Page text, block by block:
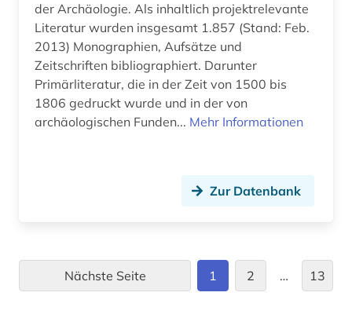
mittelalter (6)
mittelalterstudien (1)
mittlerer osten (2)
moderne sprachen (2)
muschelhaufen (1)
der Archäologie. Als inhaltlich projektrelevante
Literatur wurden insgesamt 1.857 (Stand: Feb.
2013) Monographien, Aufsätze und
Zeitschriften bibliographiert. Darunter
Primärliteratur, die in der Zeit von 1500 bis
1806 gedruckt wurde und in der von
archäologischen Funden... Mehr Informationen
Zur Datenbank
Nächste Seite 1 2 … 13